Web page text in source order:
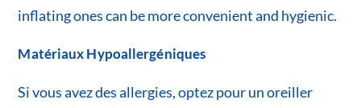
inflating ones can be more convenient and hygienic.
Matériaux Hypoallergéniques
Si vous avez des allergies, optez pour un oreiller